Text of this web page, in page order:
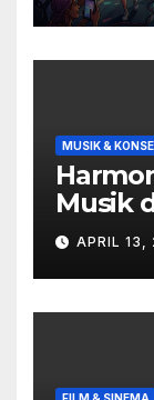
MUSIK &
Musik
di Era
APRIL 13,